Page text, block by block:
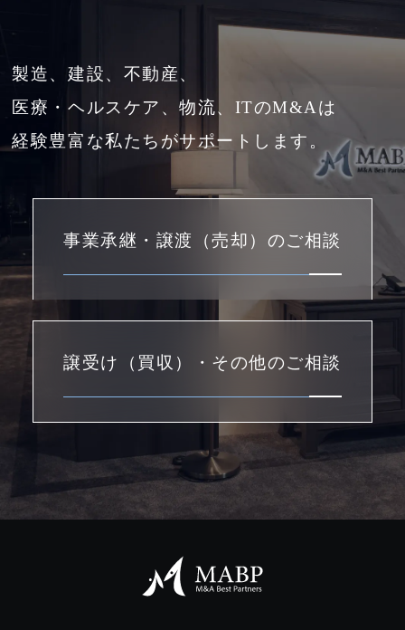
製造、建設、不動産、
医療・ヘルスケア、物流、ITのM&Aは
経験豊富な私たちがサポートします。
事業承継・譲渡（売却）のご相談
譲受け（買収）・その他のご相談